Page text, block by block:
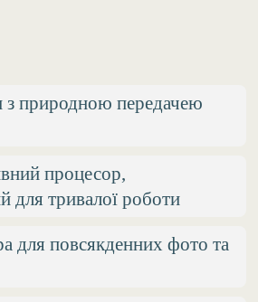
з природною передачею
процесор,
для тривалої роботи
для повсякденних фото та